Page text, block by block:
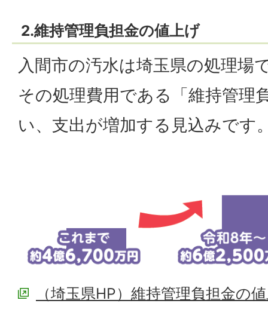
2.維持管理負担金の値上げ
入間市の汚水は埼玉県の処理場
その処理費用である「維持管理
い、支出が増加する見込みです
（埼玉県HP）維持管理負担金の